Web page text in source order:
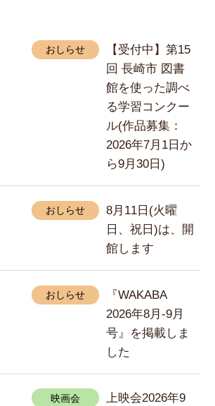
おしらせ
【受付中】第15
回 長崎市 図書
館を使った調べ
る学習コンクー
ル(作品募集：
2026年7月1日か
ら9月30日)
おしらせ
8月11日(火曜
日、祝日)は、開
館します
おしらせ
『WAKABA
2026年8月-9月
号』を掲載しま
した
映画会
上映会2026年9